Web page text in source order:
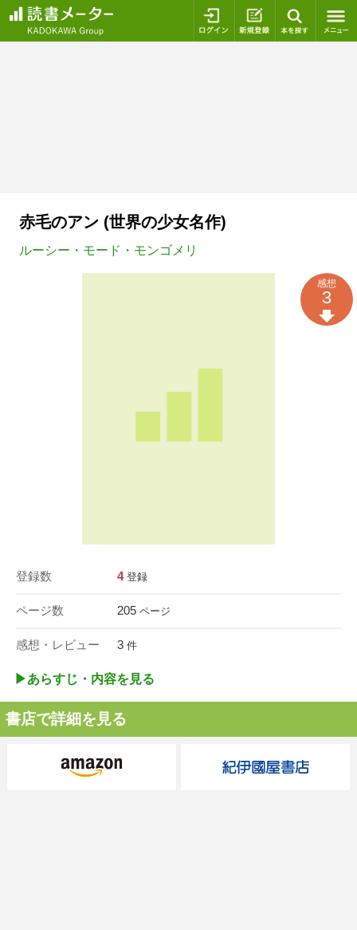
ログイン 新規登録
赤毛のアン (世界の少女名作)
ルーシー・モード・モンゴメリ
登録数 4 登録
ページ数 205 ページ
感想・レビュー 3 件
感想
3
▶︎あらすじ・内容を見る
書店で詳細を見る